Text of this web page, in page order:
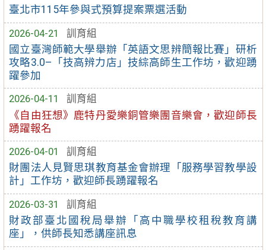
臺北市115年參與式預算提案票選活動
2026-04-21
訓育組
國立臺灣師範大學舉辦「英語文思辨簡報比賽」研析
攻略3.0–「技高辨力店」技綜高師生工作坊，歡迎踴
躍參加
2026-04-11
訓育組
《自由狂想》鹿特丹愛樂銅管樂團音樂會，歡迎師長
踴躍報名
2026-04-01
訓育組
財團法人見賢思琪教育基金會辦理「服務學習教學設
計」工作坊，歡迎師長踴躍報名
2026-03-31
訓育組
財政部臺北國稅局舉辦「高中職學校租稅教育講
座」，供師長知悉講座訊息